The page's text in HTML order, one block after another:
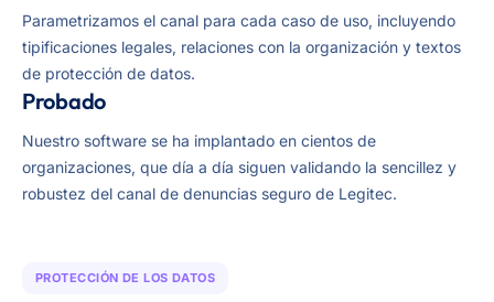
Parametrizamos el canal para cada caso de uso, incluyendo
tipificaciones legales, relaciones con la organización y textos
de protección de datos.
Probado
Nuestro software se ha implantado en cientos de
organizaciones, que día a día siguen validando la sencillez y
robustez del canal de denuncias seguro de Legitec.
PROTECCIÓN DE LOS DATOS